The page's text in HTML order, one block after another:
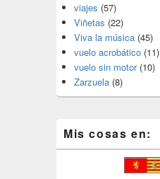
viajes (57)
Viñetas (22)
Viva la música (45)
vuelo acrobático (11)
vuelo sin motor(10)
Zarzuela (8)
Mis cosas en: